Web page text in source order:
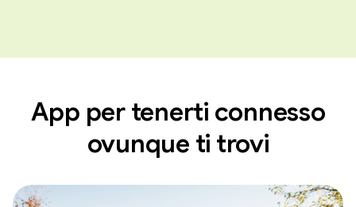
App per tenerti connesso
ovunque ti trovi